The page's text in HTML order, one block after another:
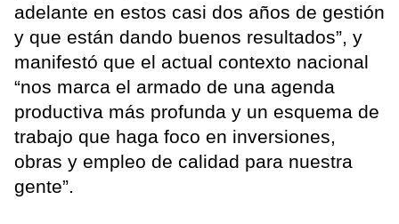
adelante en estos casi dos años de gestión
y que están dando buenos resultados”, y
manifestó que el actual contexto nacional
“nos marca el armado de una agenda
productiva más profunda y un esquema de
trabajo que haga foco en inversiones,
obras y empleo de calidad para nuestra
gente”.